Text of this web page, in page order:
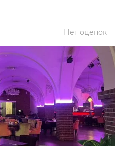
Нет оценок